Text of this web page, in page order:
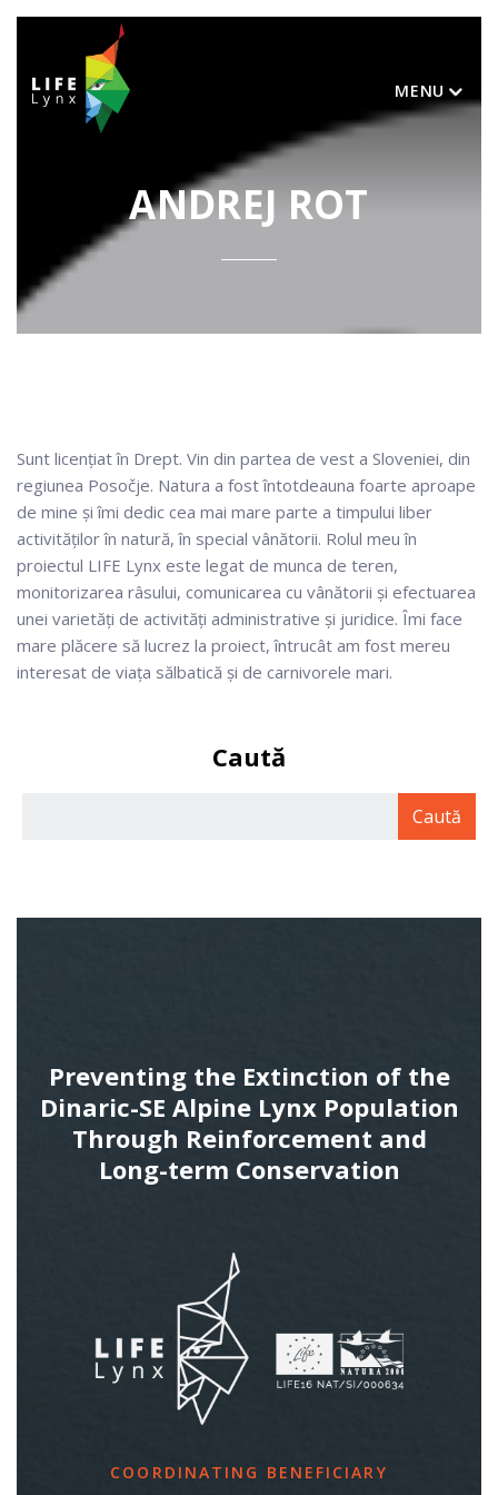
MENU
ANDREJ ROT
Sunt licențiat în Drept. Vin din partea de vest a Sloveniei, din
regiunea Posočje. Natura a fost întotdeauna foarte aproape
de mine și îmi dedic cea mai mare parte a timpului liber
activităților în natură, în special vânătorii. Rolul meu în
proiectul LIFE Lynx este legat de munca de teren,
monitorizarea râsului, comunicarea cu vânătorii și efectuarea
unei varietăți de activități administrative și juridice. Îmi face
mare plăcere să lucrez la proiect, întrucât am fost mereu
interesat de viața sălbatică și de carnivorele mari.
Caută
Preventing the Extinction of the
Dinaric-SE Alpine Lynx Population
Through Reinforcement and
Long-term Conservation
COORDINATING BENEFICIARY